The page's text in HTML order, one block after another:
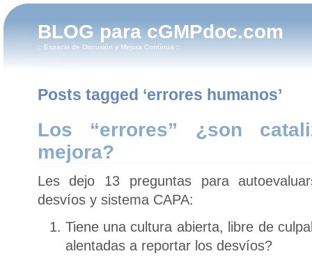
BLOG para cGMPdoc.com
:: Espacio de Discusión y Mejora Contínua ::
Posts tagged ‘errores humanos’
Los “errores” ¿son
mejora?
Les dejo 13 preguntas para
desvíos y sistema CAPA:
Tiene una cultura abierta, libre de
alentadas a reportar los desvíos?